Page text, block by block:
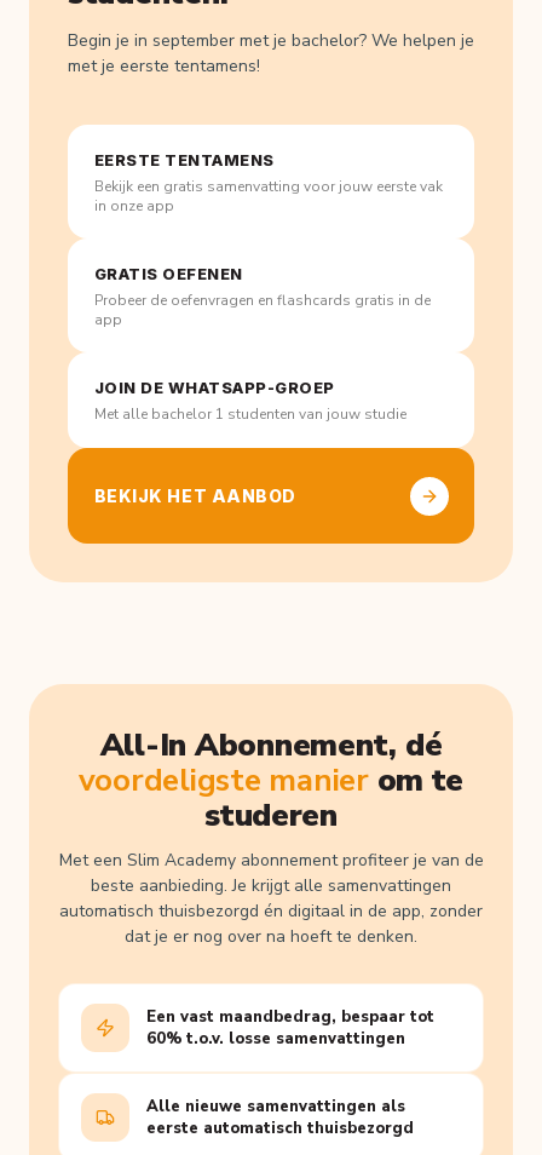
Begin je in september met je bachelor? We helpen je
met je eerste tentamens!
EERSTE TENTAMENS
Bekijk een gratis samenvatting voor jouw eerste vak
in onze app
GRATIS OEFENEN
Probeer de oefenvragen en flashcards gratis in de
app
JOIN DE WHATSAPP-GROEP
Met alle bachelor 1 studenten van jouw studie
BEKIJK HET AANBOD
All-In Abonnement, dé
voordeligste manierom te
studeren
Met een Slim Academy abonnement profiteer je van de
beste aanbieding. Je krijgt alle samenvattingen
automatisch thuisbezorgd én digitaal in de app, zonder
dat je er nog over na hoeft te denken.
Een vast maandbedrag, bespaar tot
60% t.o.v. losse samenvattingen
Alle nieuwe samenvattingen als
eerste automatisch thuisbezorgd